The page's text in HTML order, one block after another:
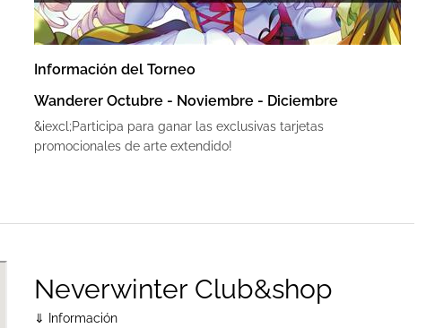
Información del Torneo
Wanderer Octubre - Noviembre - Diciembre
&iexcl;Participa para ganar las exclusivas tarjetas
promocionales de arte extendido!
Neverwinter Club&shop
⇓ Información